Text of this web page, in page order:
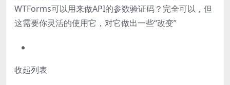
WTForms可以用来做API的参数验证码？完全可以，但
这需要你灵活的使用它，对它做出一些“改变”
收起列表